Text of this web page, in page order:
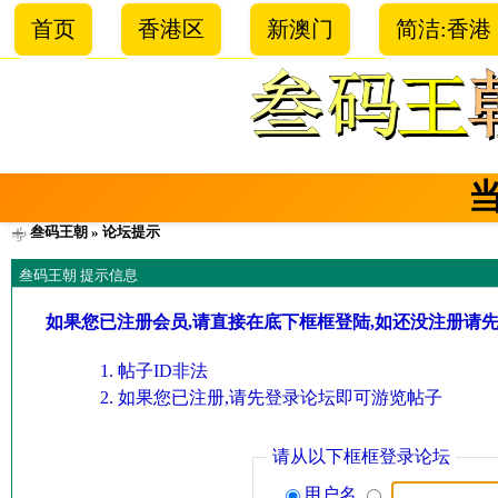
首页 香港区 新澳门 简洁:香港
叁码王朝 » 论坛提示
叁码王朝 提示信息
如果您已注册会员,请直接在底下框框登陆,如还没注册请
帖子ID非法
如果您已注册,请先登录论坛即可游览帖子
请从以下框框登录论坛
用户名